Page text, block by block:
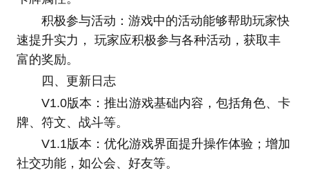
积极参与活动：游戏中的活动能够帮助玩家快
速提升实力， 玩家应积极参与各种活动，获取丰
富的奖励。
四、更新日志
V1.0版本：推出游戏基础内容，包括角色、卡
牌、符文、战斗等。
V1.1版本：优化游戏界面提升操作体验；增加
社交功能，如公会、好友等。